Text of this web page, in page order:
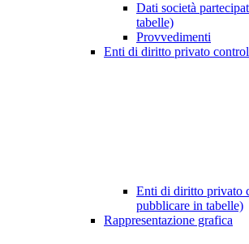
Dati società
tabelle)
Provvedimenti
Enti di diritto privato
Enti di diritto privato
pubblicare in tabelle)
Rappresentazione grafica